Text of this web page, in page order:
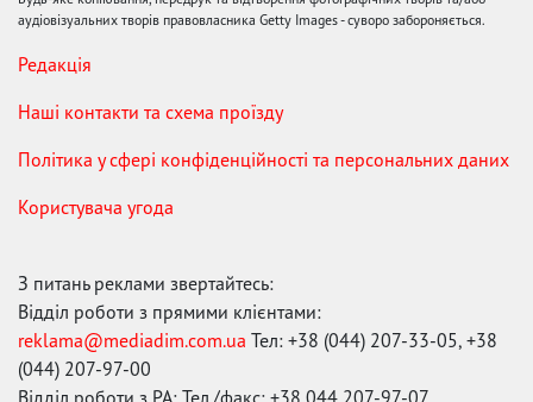
аудіовізуальних творів правовласника Getty Images - суворо забороняється.
Редакція
Наші контакти та схема проїзду
Політика у сфері конфіденційності та персональних даних
Користувача угода
З питань реклами звертайтесь:
Відділ роботи з прямими клієнтами:
reklama@mediadim.com.ua Тел: +38 (044) 207-33-05, +38
(044) 207-97-00